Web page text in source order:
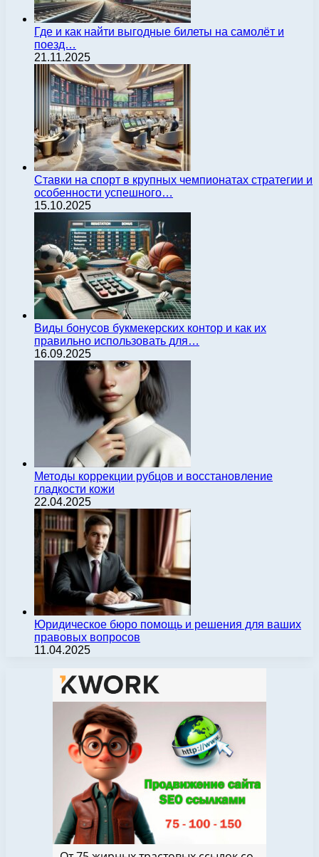
Где и как найти выгодные билеты на самолёт и
поезд…
21.11.2025
Ставки на спорт в крупных чемпионатах стратегии и
особенности успешного…
15.10.2025
Виды бонусов букмекерских контор и как их
правильно использовать для…
16.09.2025
Методы коррекции рубцов и восстановление
гладкости кожи
22.04.2025
Юридическое бюро помощь и решения для ваших
правовых вопросов
11.04.2025